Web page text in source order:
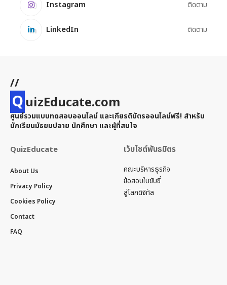
Instagram ติดตาม
LinkedIn ติดตาม
//
QuizEducate.com
ศูนย์รวมแบบทดสอบออนไลน์ และเกียรติบัตรออนไลน์ฟรี! สำหรับ
นักเรียนมัธยมปลาย นักศึกษา และผู้ที่สนใจ
QuizEducate
About Us
Privacy Policy
Cookies Policy
Contact
FAQ
เว็บไซต์พันธมิตร
คณะบริหารธุรกิจ
ข้อสอบใบขับขี่
สู่โลกดิจิทัล